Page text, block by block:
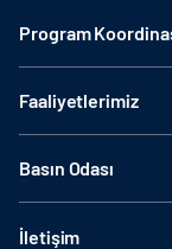
Program
Faaliyetlerimiz
Basın Odası
İletişim